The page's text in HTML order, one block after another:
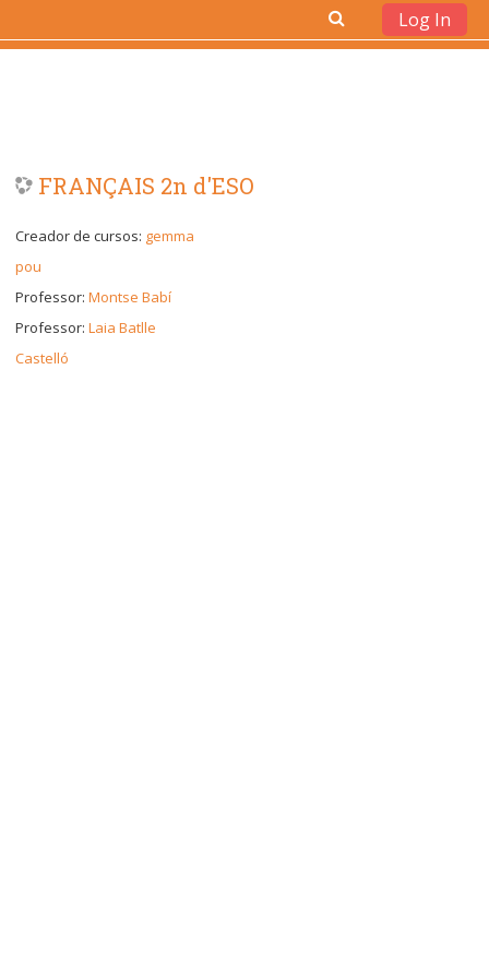
Log In
FRANÇAIS 2n d'ESO
Creador de cursos: gemma
pou
Professor:Montse Babí
Professor:Laia Batlle
Castelló